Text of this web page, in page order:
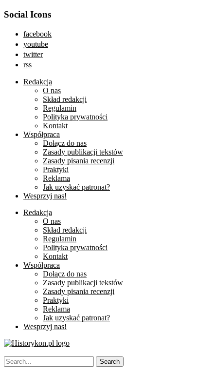
Social Icons
facebook
youtube
twitter
rss
Redakcja
O nas
Skład redakcji
Regulamin
Polityka prywatności
Kontakt
Współpraca
Dołącz do nas
Zasady publikacji tekstów
Zasady pisania recenzji
Praktyki
Reklama
Jak uzyskać patronat?
Wesprzyj nas!
Redakcja
O nas
Skład redakcji
Regulamin
Polityka prywatności
Kontakt
Współpraca
Dołącz do nas
Zasady publikacji tekstów
Zasady pisania recenzji
Praktyki
Reklama
Jak uzyskać patronat?
Wesprzyj nas!